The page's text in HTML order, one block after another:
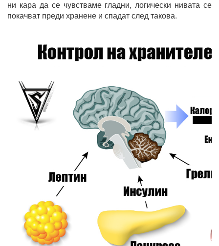
ни кара да се чувстваме гладни, логически нивата се
покачват преди хранене и спадат след такова.